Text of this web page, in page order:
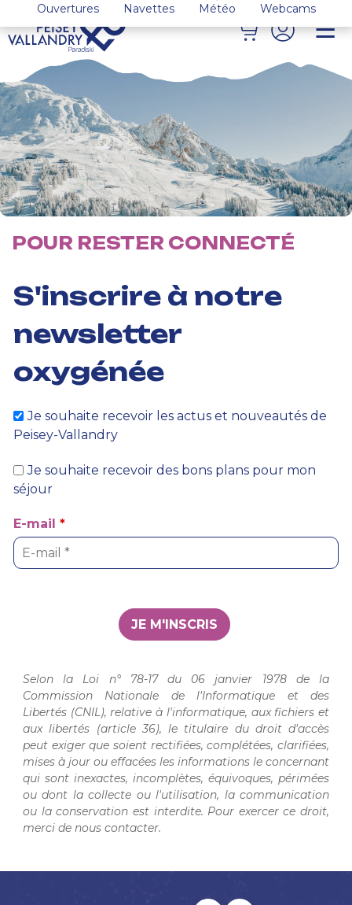
Ouvertures Navettes Météo Webcams
POUR RESTER CONNECTÉ
S'inscrire à notre
newsletter
oxygénée
Je souhaite recevoir les actus et nouveautés de
Peisey-Vallandry
Je souhaite recevoir des bons plans pour mon
séjour
E-mail *
Selon la Loi n° 78-17 du 06 janvier 1978 de la
Commission Nationale de l'Informatique et des
Libertés (CNIL), relative à l'informatique, aux fichiers et
aux libertés (article 36), le titulaire du droit d'accès
peut exiger que soient rectifiées, complétées, clarifiées,
mises à jour ou effacées les informations le concernant
qui sont inexactes, incomplètes, équivoques, périmées
ou dont la collecte ou l'utilisation, la communication
ou la conservation est interdite. Pour exercer ce droit,
merci de nous contacter.